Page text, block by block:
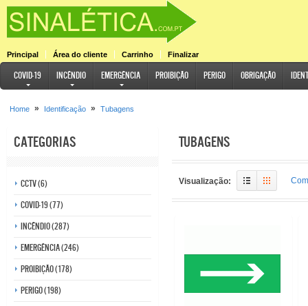
Principal Área do cliente Carrinho Finalizar
COVID-19 Incêndio Emergência Proibição Perigo Obrigação
Home » Identificação » Tubagens
Categorias
CCTV (6)
COVID-19 (77)
Incêndio (287)
Emergência (246)
Proibição (178)
Perigo (198)
Tubagens
Visualização: